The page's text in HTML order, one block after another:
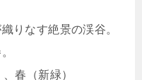
りなす絶景の渓谷。
春（新緑）